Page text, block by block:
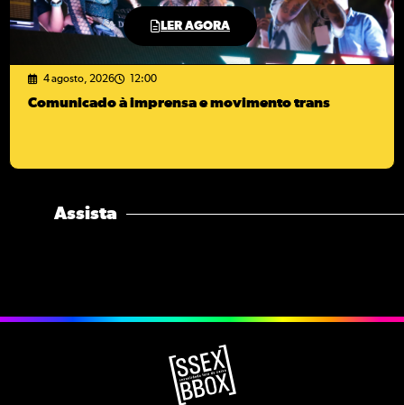
LER AGORA
4 agosto, 2026 12:00
Comunicado à imprensa e movimento trans
Assista